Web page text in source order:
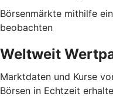
Börsenmärkte mithilfe
beobachten
Weltweit
Marktdaten und Kurse
Börsen in Echtzeit